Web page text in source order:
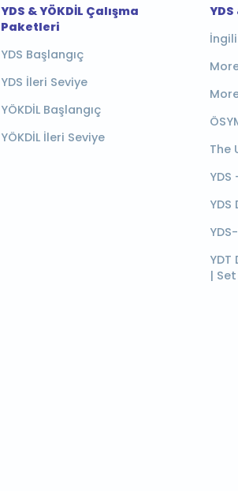
YDS & YÖKDİL Çalışma
Paketleri
YDS Başlangıç
YDS İleri Seviye
YÖKDİL Başlangıç
YÖKDİL İleri Seviye
The
YDS
YDT
| Set